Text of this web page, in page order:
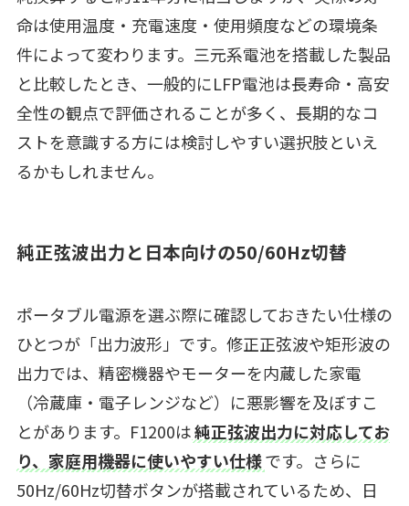
命は使用温度・充電速度・使用頻度などの環境条
件によって変わります。三元系電池を搭載した製品
と比較したとき、一般的にLFP電池は長寿命・高安
全性の観点で評価されることが多く、長期的なコ
ストを意識する方には検討しやすい選択肢といえ
るかもしれません。
純正弦波出力と日本向けの50/60Hz切替
ポータブル電源を選ぶ際に確認しておきたい仕様の
ひとつが「出力波形」です。修正正弦波や矩形波の
出力では、精密機器やモーターを内蔵した家電
（冷蔵庫・電子レンジなど）に悪影響を及ぼすこ
とがあります。F1200は純正弦波出力に対応してお
り、家庭用機器に使いやすい仕様です。さらに
50Hz/60Hz切替ボタンが搭載されているため、日